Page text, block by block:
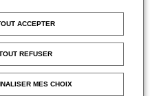
d’une compagnie
que celles-ci soient
;
sein du tandem
d’indépendance
ACCEPTER
REFUSER
MES CHOIX